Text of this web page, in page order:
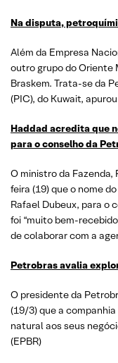
Na disputa,
Além da Empresa
outro grupo do Oriente
Braskem. Trata-se da
(PIC), do Kuwait,
Haddad acredita que
para o conselho da
O ministro da
feira (19) que o nome
Rafael Dubeux, para o
foi “muito bem-
de colaborar com a
Petrobras avalia
O presidente da
(19/3) que a
natural aos seus
(EPBR)